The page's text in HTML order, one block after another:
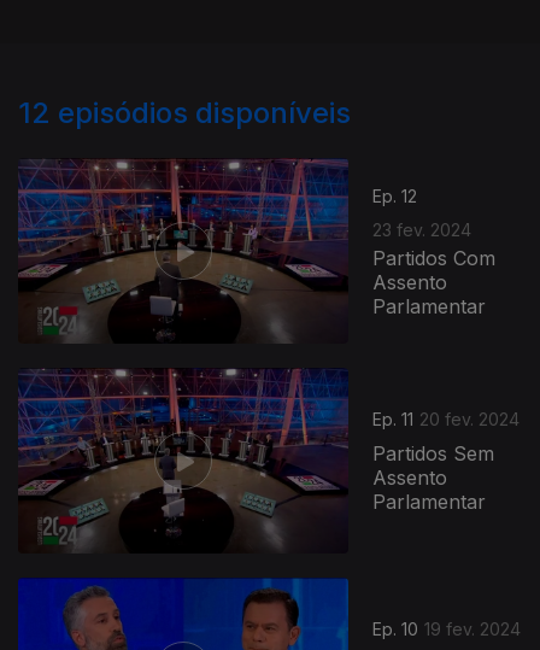
12 episódios disponíveis
Ep. 12
23 fev. 2024
Partidos Com
Assento
Parlamentar
Ep. 11 20 fev. 2024
Partidos Sem
Assento
Parlamentar
Ep. 10 19 fev. 2024